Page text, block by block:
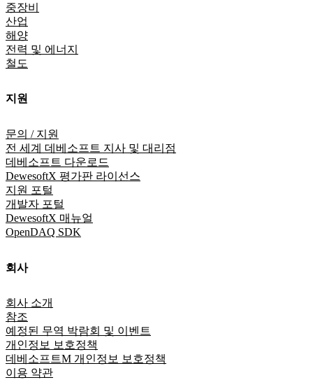
중장비
산업
해양
전력 및 에너지
철도
지원
문의 / 지원
전 세계 데베소프트 지사 및 대리점
데베소프트 다운로드
DewesoftX 평가판 라이선스
지원 포털
개발자 포털
DewesoftX 매뉴얼
OpenDAQ SDK
회사
회사 소개
참조
예정된 무역 박람회 및 이벤트
개인정보 보호정책
데베소프트M 개인정보 보호정책
이용 약관